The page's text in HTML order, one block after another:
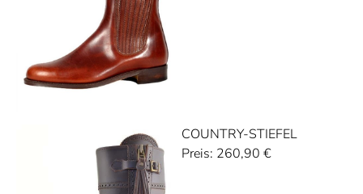
COUNTRY-STIEFEL
Preis: 260,90 €